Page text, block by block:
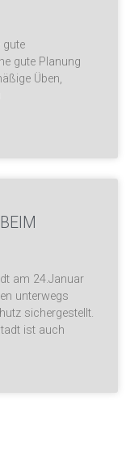
gute
gute Planung
Üben,
am 24.Januar
unterwegs
sichergestellt.
ist auch